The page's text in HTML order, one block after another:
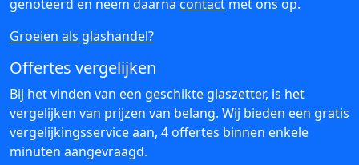
genoteerd en neem daarna contact met ons op.
Groeien als glashandel?
Offertes vergelijken
Bij het vinden van een geschikte glaszetter, is het
vergelijken van prijzen van belang. Wij bieden een gratis
vergelijkingsservice aan, 4 offertes binnen enkele
minuten aangevraagd.